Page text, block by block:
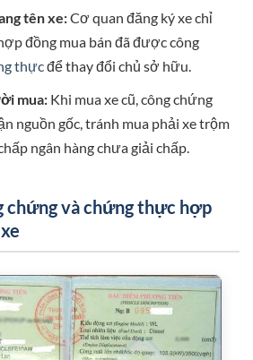
tên xe:Cơ quan đăng ký xe chỉ
đồng mua bán đã được công
thựcđể thay đổi chủ sở hữu.
mua:Khi mua xe cũ, công chứng
nguồn gốc, tránh mua phải xe trộm
ngân hàng chưa giải chấp.
chứng và chứng thực hợp